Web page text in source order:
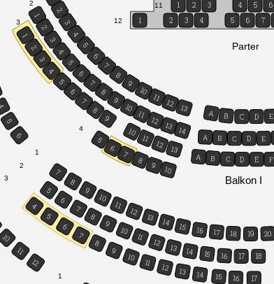
2
3
4
1
2
3
1
11
12
Balkon I
Parter
2
1
3
2
4
3
1
5
4
2
3 5
6
4
7
5
6
5
8
7
6
6
8
7
9
8
9
9
10
11
10
11
5
12
10
12
6
1 2 3 4 5 6
13
11
13
1 2 3 4 5 6 7
7
7
10
5
14
12
8
4
8
6
9
13
A
5
9
7
10
11
8
6
B
10
11
7
12
9
12
10
D
C
8
13
11
B
A
A B
14
D
9
12
E
C
10
E
C
15
D E
13
F
11
16
12
14
17
15
13
18
14
19
16
15
17 18
20
16 17